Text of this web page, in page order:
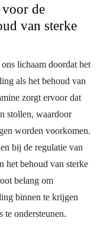
de
van sterke
lichaam doordat het
als het behoud van
zorgt ervoor dat
stollen, waardoor
worden voorkomen.
bij de regulatie van
het behoud van sterke
belang om
binnen te krijgen
te ondersteunen.